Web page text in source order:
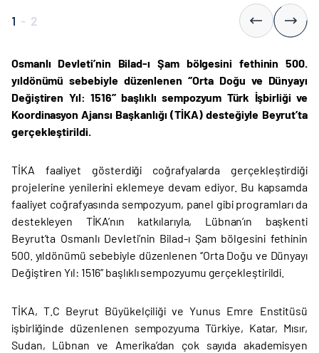
1 - 2
Osmanlı Devleti’nin Bilad-ı Şam bölgesini fethinin 500.
yıldönümü sebebiyle düzenlenen ‘’Orta Doğu ve Dünyayı
Değiştiren Yıl: 1516’’ başlıklı sempozyum Türk İşbirliği ve
Koordinasyon Ajansı Başkanlığı (TİKA) desteğiyle Beyrut’ta
gerçekleştirildi.
TİKA faaliyet gösterdiği coğrafyalarda gerçekleştirdiği
projelerine yenilerini eklemeye devam ediyor. Bu kapsamda
faaliyet coğrafyasında sempozyum, panel gibi programları da
destekleyen TİKA’nın katkılarıyla, Lübnan’ın başkenti
Beyrut’ta Osmanlı Devleti’nin Bilad-ı Şam bölgesini fethinin
500. yıldönümü sebebiyle düzenlenen ‘’Orta Doğu ve Dünyayı
Değiştiren Yıl: 1516’’ başlıklı sempozyumu gerçekleştirildi.
TİKA, T.C Beyrut Büyükelçiliği ve Yunus Emre Enstitüsü
işbirliğinde düzenlenen sempozyuma Türkiye, Katar, Mısır,
Sudan, Lübnan ve Amerika’dan çok sayıda akademisyen